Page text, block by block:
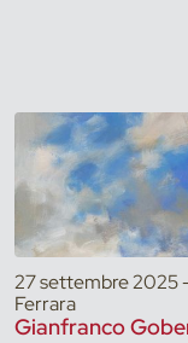
27 settembre 2025
Ferrara
Gianfranco